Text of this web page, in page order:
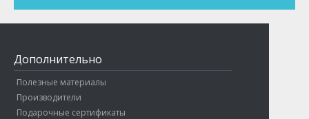
Дополнительно
Полезные материалы
Производители
Подарочные сертификаты